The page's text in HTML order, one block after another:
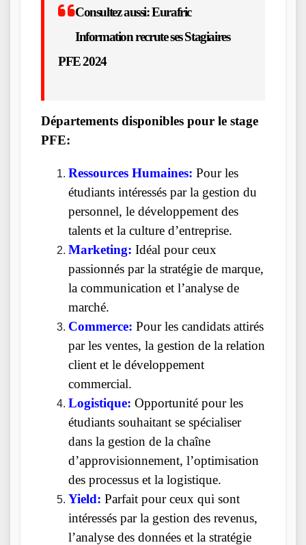
Consultez aussi:Eurafric
Information recrute ses Stagiaires
PFE 2024
Départements disponibles pour le stage
PFE:
Ressources Humaines: Pour les
étudiants intéressés par la gestion du
personnel, le développement des
talents et la culture d’entreprise.
Marketing: Idéal pour ceux
passionnés par la stratégie de marque,
la communication et l’analyse de
marché.
Commerce: Pour les candidats attirés
par les ventes, la gestion de la relation
client et le développement
commercial.
Logistique: Opportunité pour les
étudiants souhaitant se spécialiser
dans la gestion de la chaîne
d’approvisionnement, l’optimisation
des processus et la logistique.
Yield: Parfait pour ceux qui sont
intéressés par la gestion des revenus,
l’analyse des données et la stratégie